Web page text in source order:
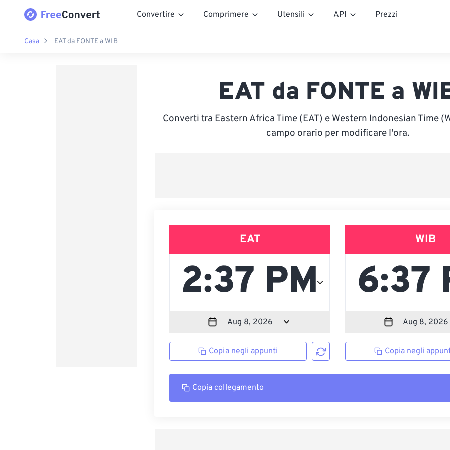
Convertire Comprimere Utensili API Prezzi
Casa EAT da FONTE a WIB
EAT da FONTE a
Converti tra Eastern Africa Time (EAT) e Western Indonesian Time
campo orario per modificare l'ora.
EAT
Copia negli appunti
WIB
Copia negli
Copia collegamento